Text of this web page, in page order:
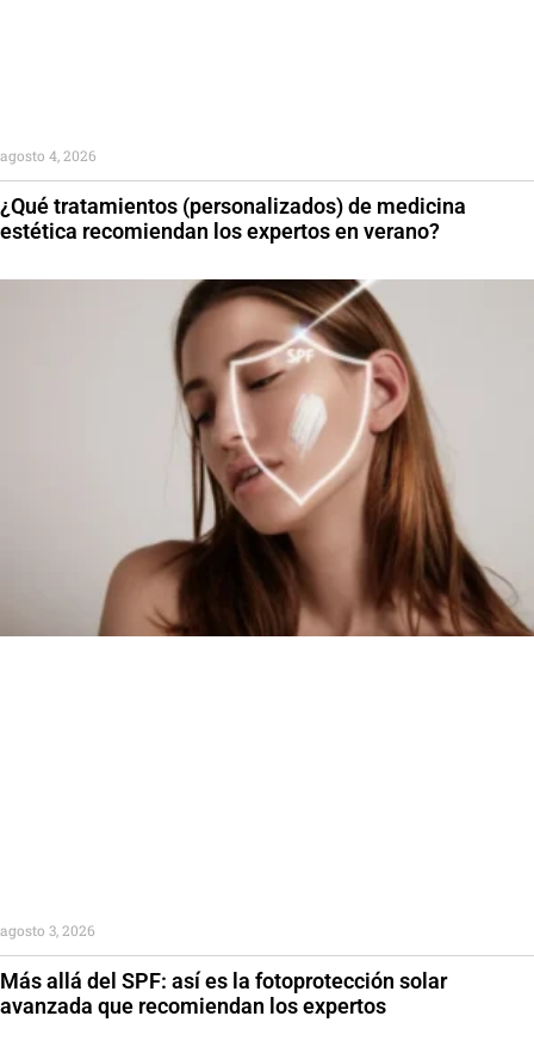
¿Qué tratamientos (personalizados) de medicina
estética recomiendan los expertos en verano?
agosto 4, 2026
Más allá del SPF: así es la fotoprotección solar
avanzada que recomiendan los expertos
agosto 3, 2026